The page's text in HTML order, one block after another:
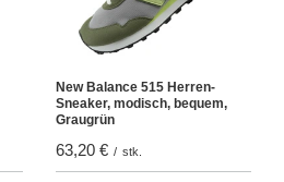
New Balance 515 Herren-
Sneaker, modisch, bequem,
Graugrün
63,20 € / stk.